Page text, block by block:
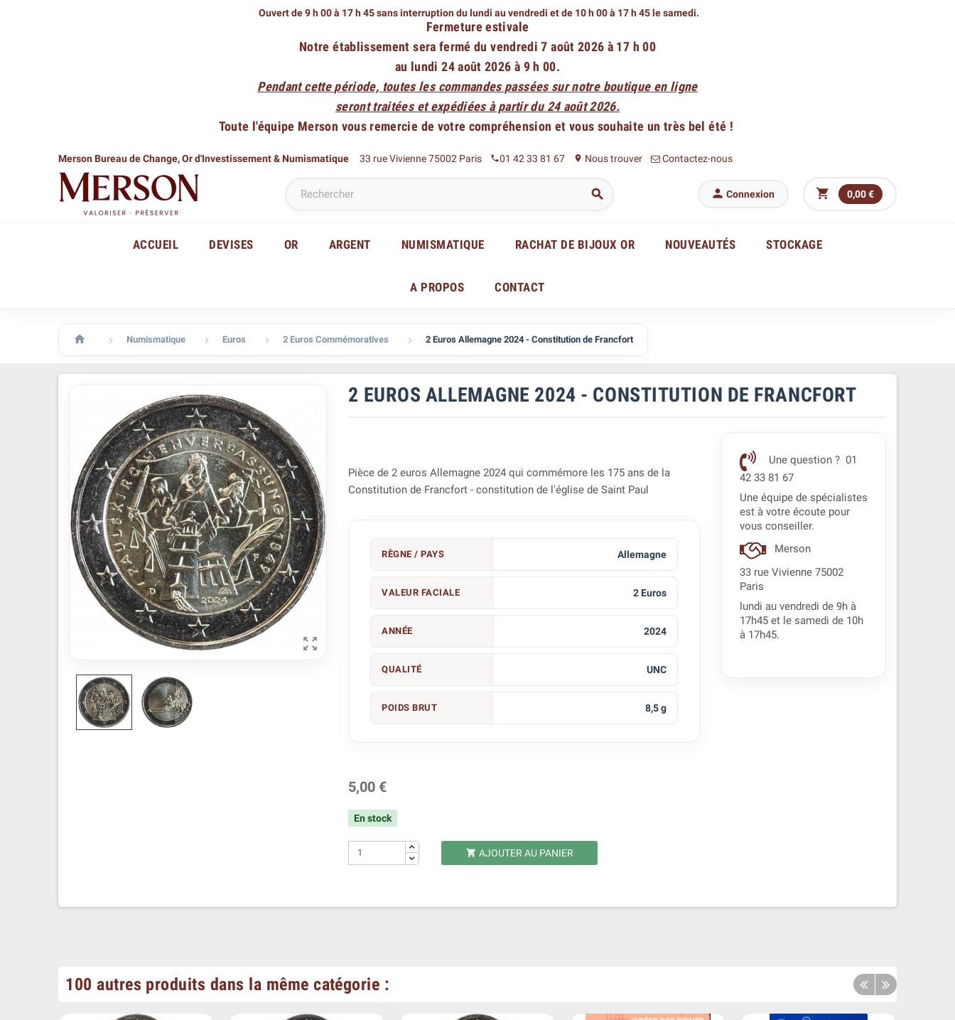
Ouvert de 9 h 00 à 17 h 45 sans interruption du lundi au vendredi et de 10 h 00 à 17 h 45 le samedi.
Fermeture estivale
Notre établissement sera fermé du vendredi 7 août 2026 à 17 h 00
au lundi 24 août 2026 à 9 h 00.
Pendant cette période, toutes les commandes passées sur notre boutique en ligne
seront traitées et expédiées à partir du 24 août 2026.
Toute l'équipe Merson vous remercie de votre compréhension et vous souhaite un très bel été !
Merson Bureau de Change, Or d'Investissement & Numismatique 33 rue Vivienne 75002 Paris phone01 42 33 81 67 place Nous trouver Contactez-nous
  Connexion  0,00 €
ACCUEIL DEVISES OR ARGENT NUMISMATIQUE RACHAT DE BIJOUX OR NOUVEAUTÉS STOCKAGE
A PROPOS CONTACT
  Numismatique  Euros  2 Euros Commémoratives  2 Euros Allemagne 2024 - Constitution de Francfort

2 EUROS ALLEMAGNE 2024 - CONSTITUTION DE FRANCFORT
Pièce de 2 euros Allemagne 2024 qui commémore les 175 ans de la
Constitution de Francfort - constitution de l'église de Saint Paul
RÈGNE / PAYS Allemagne
VALEUR FACIALE 2 Euros
ANNÉE 2024
QUALITÉ UNC
POIDS BRUT 8,5 g
5,00 €
En stock
 AJOUTER AU PANIER
Une question ? 01
42 33 81 67
Une équipe de spécialistes
est à votre écoute pour
vous conseiller.
Merson
33 rue Vivienne 75002
Paris
lundi au vendredi de 9h à
17h45 et le samedi de 10h
à 17h45.
100 autres produits dans la même catégorie :